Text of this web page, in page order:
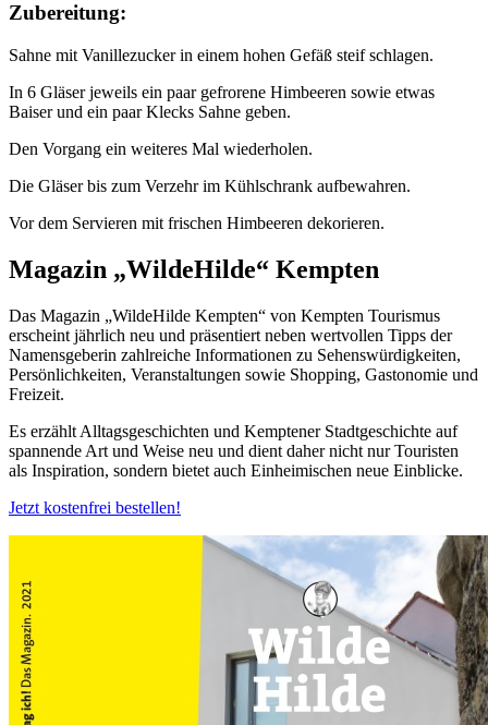
Zubereitung:
Sahne mit Vanillezucker in einem hohen Gefäß steif schlagen.
In 6 Gläser jeweils ein paar gefrorene Himbeeren sowie etwas
Baiser und ein paar Klecks Sahne geben.
Den Vorgang ein weiteres Mal wiederholen.
Die Gläser bis zum Verzehr im Kühlschrank aufbewahren.
Vor dem Servieren mit frischen Himbeeren dekorieren.
Magazin „WildeHilde“ Kempten
Das Magazin „WildeHilde Kempten“ von Kempten Tourismus
erscheint jährlich neu und präsentiert neben wertvollen Tipps der
Namensgeberin zahlreiche Informationen zu Sehenswürdigkeiten,
Persönlichkeiten, Veranstaltungen sowie Shopping, Gastonomie und
Freizeit.
Es erzählt Alltagsgeschichten und Kemptener Stadtgeschichte auf
spannende Art und Weise neu und dient daher nicht nur Touristen
als Inspiration, sondern bietet auch Einheimischen neue Einblicke.
Jetzt kostenfrei bestellen!